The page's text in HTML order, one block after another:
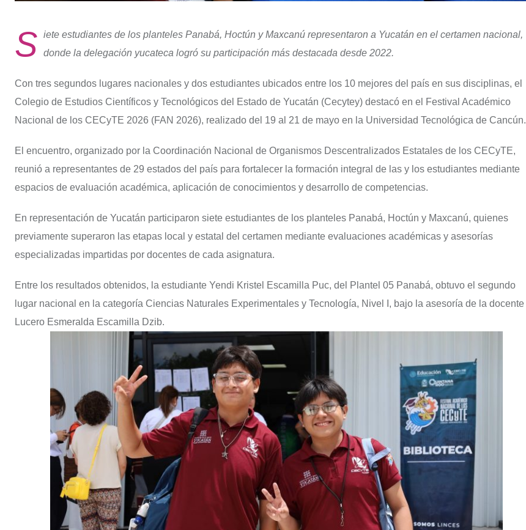
S iete estudiantes de los planteles Panabá, Hoctún y Maxcanú representaron a Yucatán en el certamen nacional,
donde la delegación yucateca logró su participación más destacada desde 2022.
Con tres segundos lugares nacionales y dos estudiantes ubicados entre los 10 mejores del país en sus disciplinas, el
Colegio de Estudios Científicos y Tecnológicos del Estado de Yucatán (Cecytey) destacó en el Festival Académico
Nacional de los CECyTE 2026 (FAN 2026), realizado del 19 al 21 de mayo en la Universidad Tecnológica de Cancún.
El encuentro, organizado por la Coordinación Nacional de Organismos Descentralizados Estatales de los CECyTE,
reunió a representantes de 29 estados del país para fortalecer la formación integral de las y los estudiantes mediante
espacios de evaluación académica, aplicación de conocimientos y desarrollo de competencias.
En representación de Yucatán participaron siete estudiantes de los planteles Panabá, Hoctún y Maxcanú, quienes
previamente superaron las etapas local y estatal del certamen mediante evaluaciones académicas y asesorías
especializadas impartidas por docentes de cada asignatura.
Entre los resultados obtenidos, la estudiante Yendi Kristel Escamilla Puc, del Plantel 05 Panabá, obtuvo el segundo
lugar nacional en la categoría Ciencias Naturales Experimentales y Tecnología, Nivel I, bajo la asesoría de la docente
Lucero Esmeralda Escamilla Dzib.